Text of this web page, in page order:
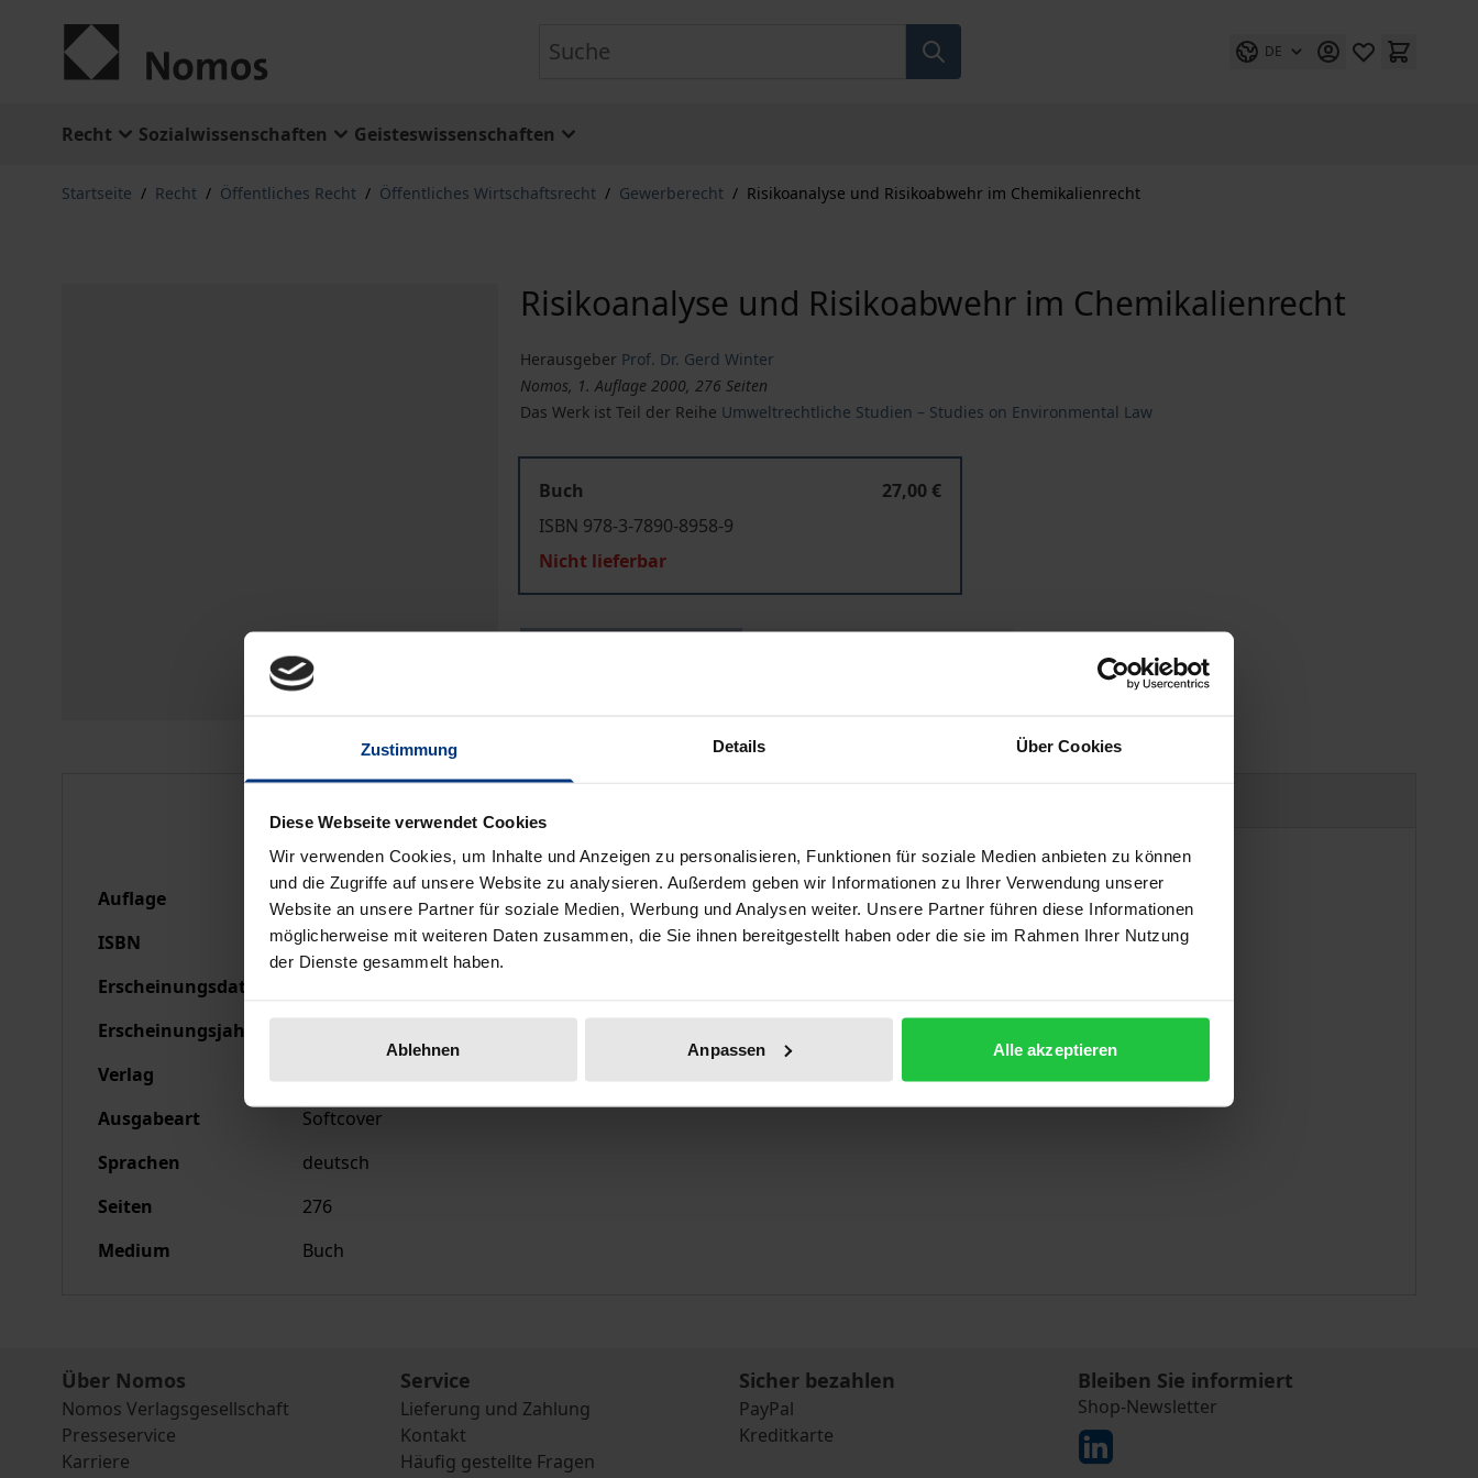
Zustimmung Details Über Cookies
Diese Webseite verwendet Cookies
Wir verwenden Cookies, um Inhalte und Anzeigen zu personalisieren, Funktionen für soziale Medien anbieten zu können
und die Zugriffe auf unsere Website zu analysieren. Außerdem geben wir Informationen zu Ihrer Verwendung unserer
Website an unsere Partner für soziale Medien, Werbung und Analysen weiter. Unsere Partner führen diese Informationen
möglicherweise mit weiteren Daten zusammen, die Sie ihnen bereitgestellt haben oder die sie im Rahmen Ihrer Nutzung
der Dienste gesammelt haben.
Ablehnen Anpassen Alle akzeptieren
DE
Recht Sozialwissenschaften Geisteswissenschaften
Startseite / Recht / Öffentliches Recht / Öffentliches Wirtschaftsrecht / Gewerberecht / Risikoanalyse und Risikoabwehr im Chemikalienrecht
Risikoanalyse und Risikoabwehr im Chemikalienrecht
Herausgeber Prof. Dr. Gerd Winter
Nomos, 1. Auflage 2000, 276 Seiten
Das Werk ist Teil der Reihe Umweltrechtliche Studien – Studies on Environmental Law
Buch
27,00 €
ISBN 978-3-7890-8958-9
Nicht lieferbar
Auflage
ISBN
978-3-7890-8958-9
Erscheinungsdatum
Erscheinungsjahr
Verlag
Ausgabeart
Softcover
Sprachen
deutsch
Seiten
276
Medium
Buch
Über Nomos
Nomos Verlagsgesellschaft
Presseservice
Karriere
Service
Lieferung und Zahlung
Kontakt
Häufig gestellte Fragen
Sicher bezahlen
PayPal
Kreditkarte
Bleiben Sie informiert
Shop-Newsletter